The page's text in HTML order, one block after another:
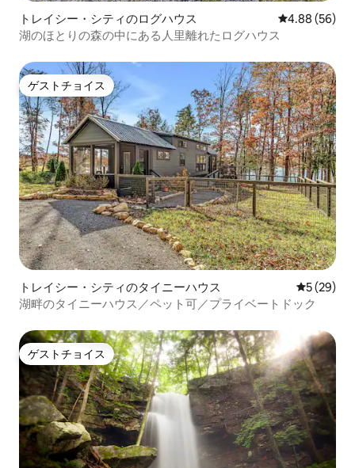
トレイシー・シティのログハウス レビュー56
4.88 (56)
湖のほとりの森の中にある人里離れたログハウス
ゲストチョイス
ゲストチョイス
トレイシー・シティのタイニーハウス レビュー
5 (29)
湖畔のタイニーハウス／ペット可／プライベートドック
ゲストチョイス
ゲストチョイス